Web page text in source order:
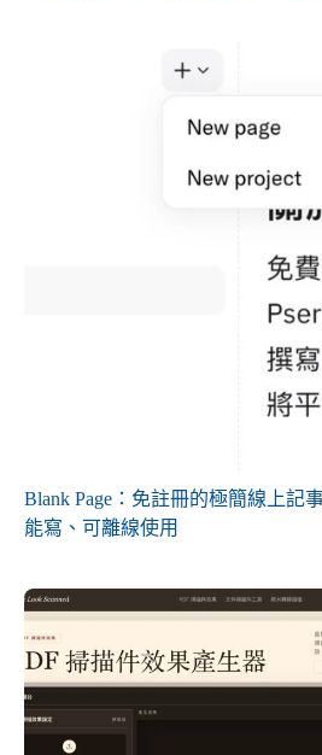
Blank Page：免註冊的極簡線上記
能寫、可離線使用